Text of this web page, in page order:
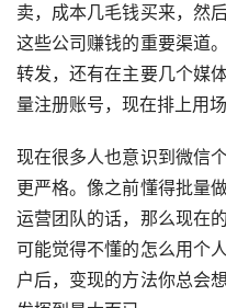
卖，成本几毛钱买来，然
这些公司赚钱的重要渠道
转发，还有在主要几个媒
量注册账号，现在排上用场
现在很多人也意识到微信
更严格。像之前懂得批量
运营团队的话，那么现在
可能觉得不懂的怎么用个
户后，变现的方法你总会